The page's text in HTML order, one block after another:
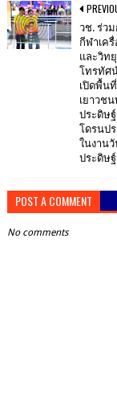
วช. ร่ว
กีฬาเค
และวิท
โทรทัศน์
เปิดพื้น
เยาวช
ประดิษ
โดรนป
ในงาน
ประดิษฐ์
POST A COMMENT
No comments